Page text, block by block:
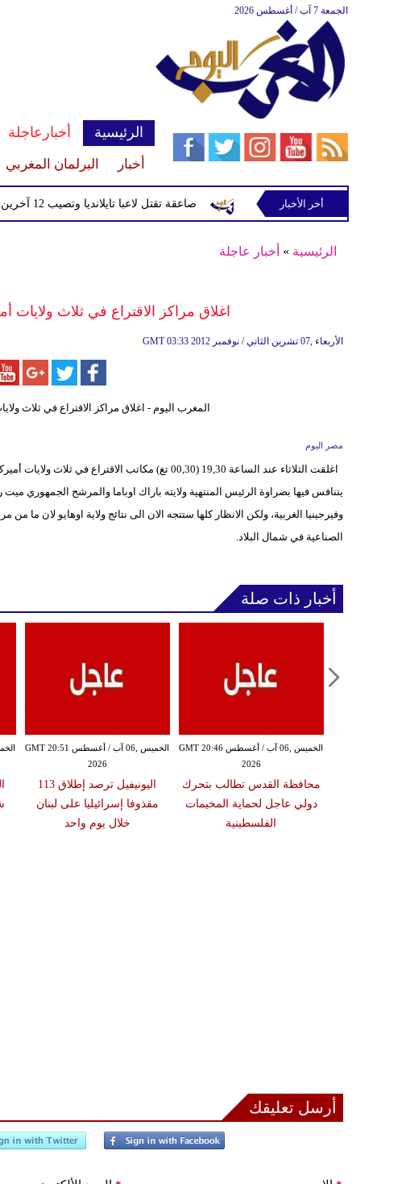
الجمعة 7 آب / أغسطس 2026
الرئيسية أخبارعاجلة
أخبار البرلمان المغربي
صاعقة تقتل لاعبا تايلانديا وتصيب 12 آخرين خلال مباراة أخر الأخبار
الرئيسية » أخبار عاجلة
اغلاق مراكز الاقتراع في ثلاث ولايات
GMT 03:33 2012 الأربعاء ,07 تشرين الثاني / نوفمبر
مصر اليوم
اغلقت الثلاثاء عند الساعة 19,30 (00,30 تغ) مكاتب
يتنافس فيها بضراوة الرئيس المنتهية ولايته باراك اوباما والمرشح الجمهوري
وفيرجينيا الغربية، ولكن الانظار كلها ستتجه الان الى نتائج ولاية اوهايو لان
الصناعية في شمال البلاد.
أخبار ذات صلة
الخميس ,06 آب / أغسطس GMT 20:51
2026
اليونيفيل ترصد إطلاق 113
مقذوفا إسرائيليا على لبنان
خلال يوم واحد
الخميس ,06 آب / أغسطس GMT 20:46
2026
محافظة القدس تطالب بتحرك
دولي عاجل لحماية المخيمات
الفلسطينية
أرسل تعليقك